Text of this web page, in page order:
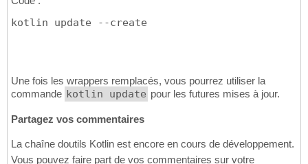
kotlin update --create
Une fois les wrappers remplacés, vous pourrez utiliser la
commande kotlin update pour les futures mises à jour.
Partagez vos commentaires
La chaîne doutils Kotlin est encore en cours de développement.
Vous pouvez faire part de vos commentaires sur votre